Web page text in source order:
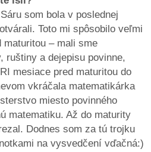
som bola v poslednej
Toto mi spôsobilo veľmi
maturitou – mali sme
ruštiny a dejepisu povinne,
mesiace pred maturitou do
vkráčala matematikárka
miesto povinného
matematiku. Až do maturity
Dodnes som za tú trojku
na vysvedčení vďačná:)